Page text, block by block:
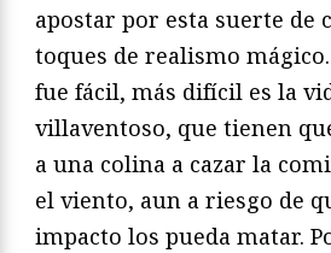
apostar por esta suerte de
toques de realismo
fue fácil, más difícil es la
villaventoso, que tienen
a una colina a cazar la
el viento, aun a riesgo de
impacto los pueda matar.